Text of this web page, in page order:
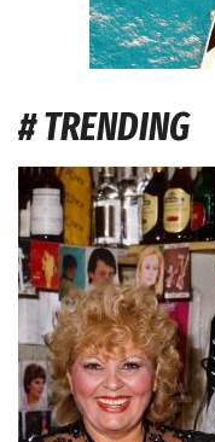
# TRENDING